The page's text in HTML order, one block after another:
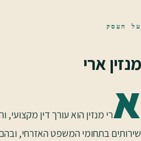
על העסק
מנזין ארי
ארי מנזין הוא עורך דין
שירותים בתחומי המשפט האזרחי,